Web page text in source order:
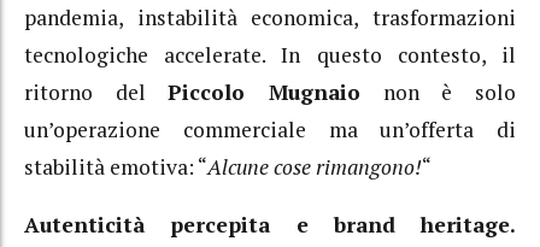
pandemia, instabilità economica, trasformazioni
tecnologiche accelerate. In questo contesto, il
ritorno delPiccolo Mugnaio non è solo
un’operazione commerciale ma un’offerta di
stabilità emotiva: “Alcune cose rimangono!“
Autenticità percepita e brand heritage.